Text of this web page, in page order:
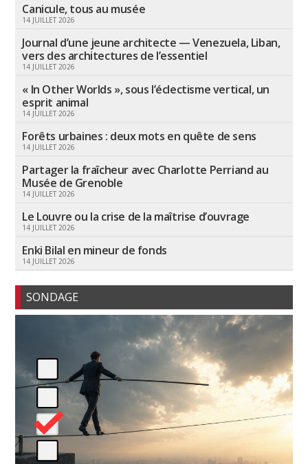
Canicule, tous au musée
14 JUILLET 2026
Journal d’une jeune architecte — Venezuela, Liban,
vers des architectures de l’essentiel
14 JUILLET 2026
« In Other Worlds », sous l’éclectisme vertical, un
esprit animal
14 JUILLET 2026
Forêts urbaines : deux mots en quête de sens
14 JUILLET 2026
Partager la fraîcheur avec Charlotte Perriand au
Musée de Grenoble
14 JUILLET 2026
Le Louvre ou la crise de la maîtrise d’ouvrage
14 JUILLET 2026
Enki Bilal en mineur de fonds
14 JUILLET 2026
SONDAGE